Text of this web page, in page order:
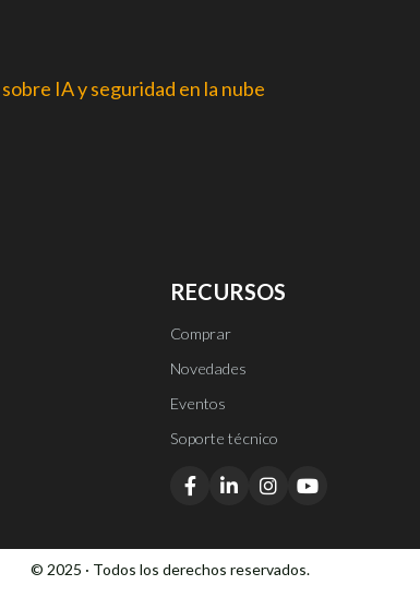
IA y seguridad en la nube
RECURSOS
Comprar
Novedades
Eventos
Soporte técnico
© 2025 · Todos los derechos reservados.